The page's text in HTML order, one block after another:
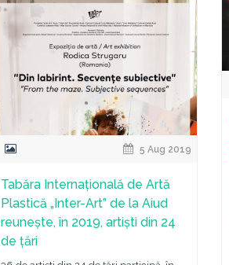
5 Aug 2019
Tabăra Internațională de Artă
Plastică „Inter-Art” de la Aiud
reunește, în 2019, artiști din 24
de țări